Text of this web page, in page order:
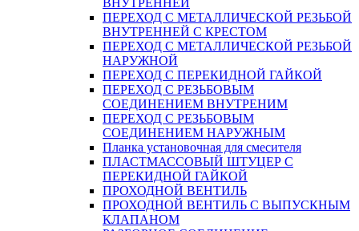
ВНУТРЕННЕЙ
ПЕРЕХОД С МЕТАЛЛИЧЕСКОЙ РЕЗЬБОЙ
ВНУТРЕННЕЙ С КРЕСТОМ
ПЕРЕХОД С МЕТАЛЛИЧЕСКОЙ РЕЗЬБОЙ
НАРУЖНОЙ
ПЕРЕХОД С ПЕРЕКИДНОЙ ГАЙКОЙ
ПЕРЕХОД С РЕЗЬБОВЫМ
СОЕДИНЕНИЕМ ВНУТРЕНИМ
ПЕРЕХОД С РЕЗЬБОВЫМ
СОЕДИНЕНИЕМ НАРУЖНЫМ
Планка установочная для смесителя
ПЛАСТМАССОВЫЙ ШТУЦЕР С
ПЕРЕКИДНОЙ ГАЙКОЙ
ПРОХОДНОЙ ВЕНТИЛЬ
ПРОХОДНОЙ ВЕНТИЛЬ С ВЫПУСКНЫМ
КЛАПАНОМ